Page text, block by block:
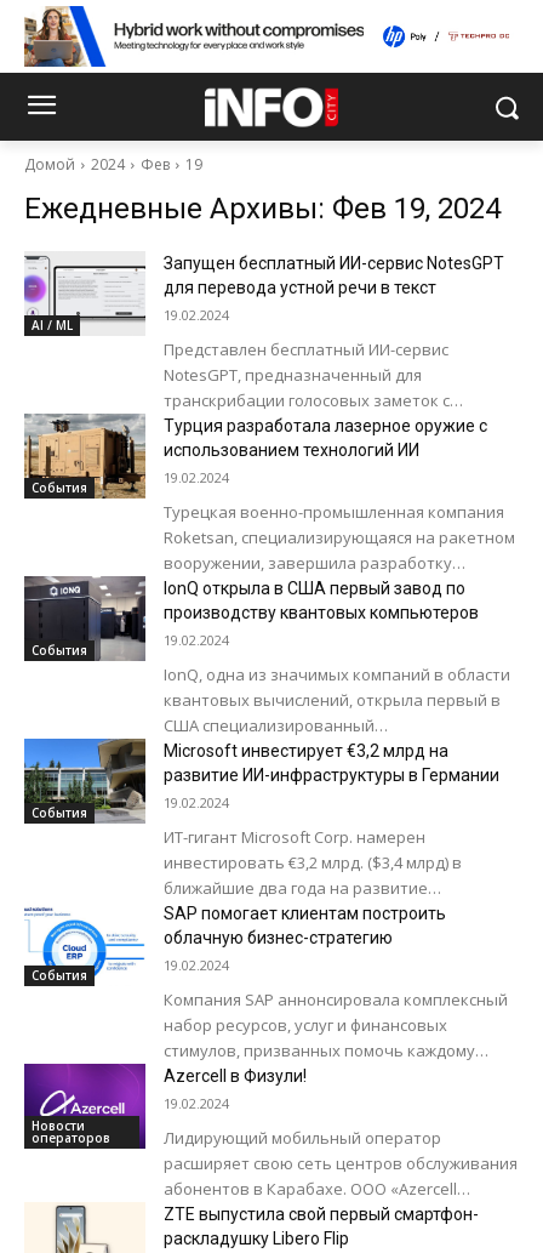
Домой 2024 Фев 19
Ежедневные Архивы: Фев 19, 2024
AI / ML
Запущен бесплатный ИИ-сервис NotesGPT
для перевода устной речи в текст
19.02.2024
Представлен бесплатный ИИ-сервис
NotesGPT, предназначенный для
транскрибации голосовых заметок с
помощью нейросетей. Есть поддержка
многих языков. Код приложения написан на
TypeScript, а в качестве...
События
Турция разработала лазерное оружие с
использованием технологий ИИ
19.02.2024
Турецкая военно-промышленная компания
Roketsan, специализирующаяся на ракетном
вооружении, завершила разработку
лазерного оружия ALKA с использованием
технологий искусственного интеллекта. Об
этом сообщил менеджер по передовым...
События
IonQ открыла в США первый завод по
производству квантовых компьютеров
19.02.2024
IonQ, одна из значимых компаний в области
квантовых вычислений, открыла первый в
США специализированный
производственный комплекс по
производству квантовых компьютеров.
Предприятие расположено в пригороде
Сиэтла...
События
Microsoft инвестирует €3,2 млрд на
развитие ИИ-инфраструктуры в Германии
19.02.2024
ИТ-гигант Microsoft Corp. намерен
инвестировать €3,2 млрд. ($3,4 млрд) в
ближайшие два года на развитие
инфраструктуры в Германии, пишет
Bloomberg со ссылкой на заявление...
События
SAP помогает клиентам построить
облачную бизнес-стратегию
19.02.2024
Компания SAP аннонсировала комплексный
набор ресурсов, услуг и финансовых
стимулов, призванных помочь каждому
клиенту осуществить переход в облако и
поддержать темп и уровень инноваций,...
Новости
операторов
Azercell в Физули!
19.02.2024
Лидирующий мобильный оператор
расширяет свою сеть центров обслуживания
абонентов в Карабахе. ООО «Azercell
Telecom» продолжает способствовать
реконструкции и восстановлению
ZTE выпустила свой первый смартфон-
раскладушку Libero Flip